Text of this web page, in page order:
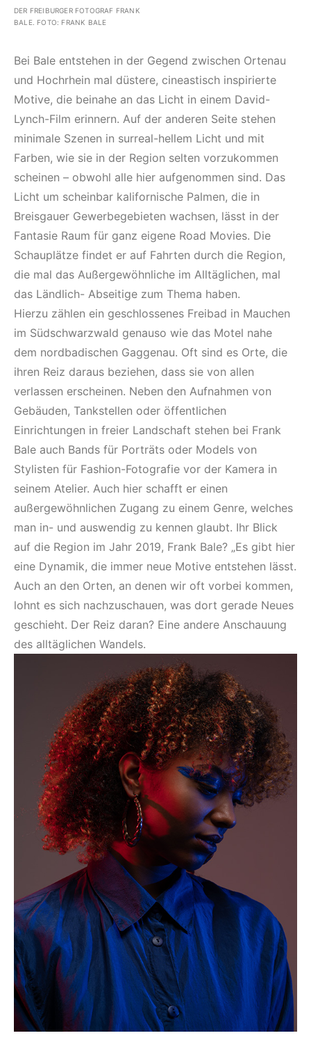
DER FREIBURGER FOTOGRAF FRANK
BALE. FOTO: FRANK BALE
Bei Bale entstehen in der Gegend zwischen Ortenau
und Hochrhein mal düstere, cineastisch inspirierte
Motive, die beinahe an das Licht in einem David-
Lynch-Film erinnern. Auf der anderen Seite stehen
minimale Szenen in surreal-hellem Licht und mit
Farben, wie sie in der Region selten vorzukommen
scheinen – obwohl alle hier aufgenommen sind. Das
Licht um scheinbar kalifornische Palmen, die in
Breisgauer Gewerbegebieten wachsen, lässt in der
Fantasie Raum für ganz eigene Road Movies. Die
Schauplätze findet er auf Fahrten durch die Region,
die mal das Außergewöhnliche im Alltäglichen, mal
das Ländlich- Abseitige zum Thema haben.
Hierzu zählen ein geschlossenes Freibad in Mauchen
im Südschwarzwald genauso wie das Motel nahe
dem nordbadischen Gaggenau. Oft sind es Orte, die
ihren Reiz daraus beziehen, dass sie von allen
verlassen erscheinen. Neben den Aufnahmen von
Gebäuden, Tankstellen oder öffentlichen
Einrichtungen in freier Landschaft stehen bei Frank
Bale auch Bands für Porträts oder Models von
Stylisten für Fashion-Fotografie vor der Kamera in
seinem Atelier. Auch hier schafft er einen
außergewöhnlichen Zugang zu einem Genre, welches
man in- und auswendig zu kennen glaubt. Ihr Blick
auf die Region im Jahr 2019, Frank Bale? „Es gibt hier
eine Dynamik, die immer neue Motive entstehen lässt.
Auch an den Orten, an denen wir oft vorbei kommen,
lohnt es sich nachzuschauen, was dort gerade Neues
geschieht. Der Reiz daran? Eine andere Anschauung
des alltäglichen Wandels.